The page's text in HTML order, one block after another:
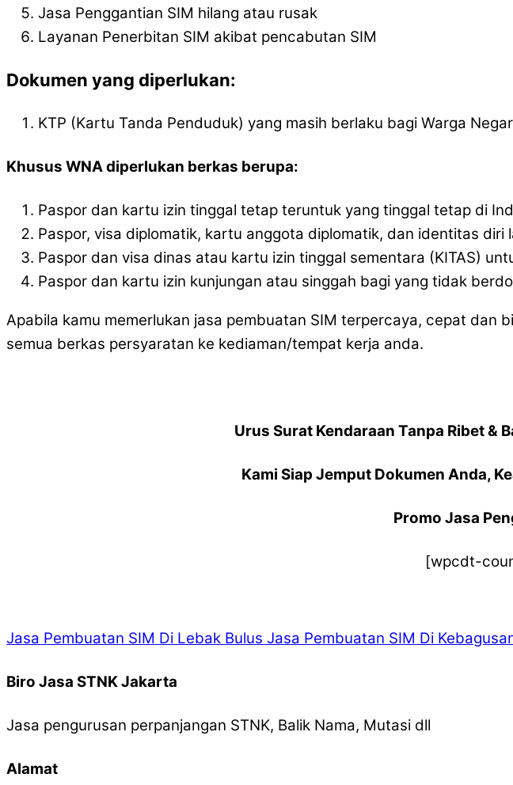
Jasa Penggantian SIM hilang atau rusak
Layanan Penerbitan SIM akibat pencabutan SIM
Dokumen yang diperlukan:
KTP (Kartu Tanda Penduduk) yang masih berlaku bagi Warga
Khusus WNA diperlukan berkas berupa:
Paspor dan kartu izin tinggal tetap teruntuk yang tinggal tetap di
Paspor, visa diplomatik, kartu anggota diplomatik, dan identitas
Paspor dan visa dinas atau kartu izin tinggal sementara (KITAS)
Paspor dan kartu izin kunjungan atau singgah bagi yang tidak
Apabila kamu memerlukan jasa pembuatan SIM terpercaya, cepat dan
semua berkas persyaratan ke kediaman/tempat kerja anda.
Urus Surat Kendaraan Tanpa Ribet &
Kami Siap Jemput Dokumen Anda,
Promo Jasa
[wpcdt-
Jasa Pembuatan SIM Di Lebak Bulus Jasa Pembuatan SIM Di
Biro Jasa STNK Jakarta
Jasa pengurusan perpanjangan STNK, Balik Nama, Mutasi dll
Alamat